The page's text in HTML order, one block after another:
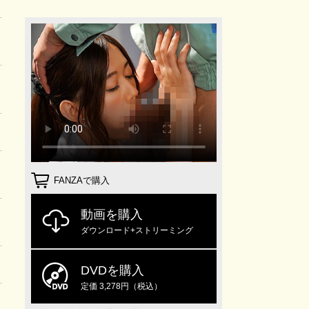
FANZAで購入
動画を購入
ダウンロード+ストリーミング
DVDを購入
定価 3,278円（税込）